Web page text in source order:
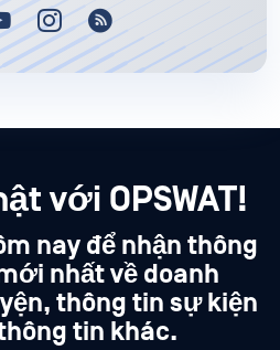
với OPSWAT!
nay để nhận thông
nhất về doanh
thông tin sự kiện
tin khác.